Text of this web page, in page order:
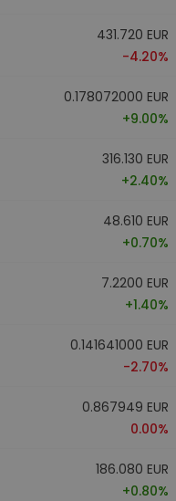
431.720 EUR
-4.20%
0.178072000 EUR
+9.00%
316.130 EUR
+2.40%
48.610 EUR
+0.70%
7.2200 EUR
+1.40%
0.141641000 EUR
-2.70%
0.867949 EUR
0.00%
186.080 EUR
+0.80%